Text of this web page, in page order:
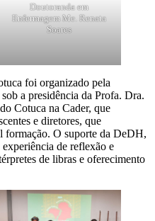
Doutoranda em
Enfermagem Me. Renata
Soares
foi organizado pela
a presidência da Profa. Dra.
Cotuca na Cader, que
e diretores, que
formação. O suporte da DeDH,
de reflexão e
de libras e oferecimento